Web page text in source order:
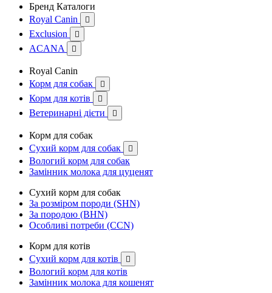
Бренд Каталоги
Royal Canin

Exclusion 
ACANA 
Royal Canin
Корм для собак

Корм для котів 
Ветеринарні дієти 
Корм для собак
Сухий корм для собак

Вологий корм для собак
Замінник молока для цуценят
Сухий корм для собак
За розміром породи (SHN)
За породою (BHN)
Особливі потреби (CCN)
Корм для котів
Сухий корм для котів

Вологий корм для котів
Замінник молока для кошенят